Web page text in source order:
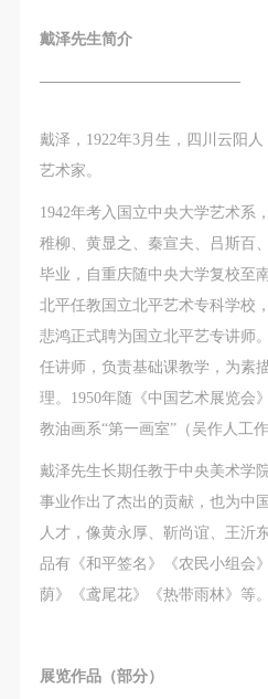
戴泽先生简介
—————————————
戴泽，1922年3月生，四川云阳
艺术家。
1942年考入国立中央大学艺术系
稚柳、黄显之、秦宣夫、吕斯百
毕业，自重庆随中央大学复校至
北平任教国立北平艺术专科学校
悲鸿正式聘为国立北平艺专讲师
任讲师，负责基础课教学，为素
理。1950年随《中国艺术展览会
教油画系“第一画室”（吴作人工
戴泽先生长期任教于中央美术学
事业作出了杰出的贡献，也为中
人才，像黄永厚、靳尚谊、王沂
品有《和平签名》《农民小组会
荫》《鸢尾花》《热带雨林》等。
展览作品（部分）
验证码
可使用雅昌艺术网